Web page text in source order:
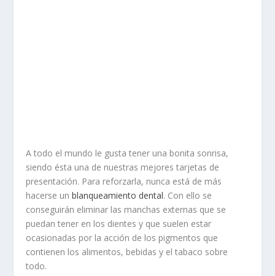
A todo el mundo le gusta tener una bonita sonrisa,
siendo ésta una de nuestras mejores tarjetas de
presentación. Para reforzarla, nunca está de más
hacerse unblanqueamiento dental. Con ello se
conseguirán eliminar las manchas externas que se
puedan tener en los dientes y que suelen estar
ocasionadas por la acción de los pigmentos que
contienen los alimentos, bebidas y el tabaco sobre
todo.